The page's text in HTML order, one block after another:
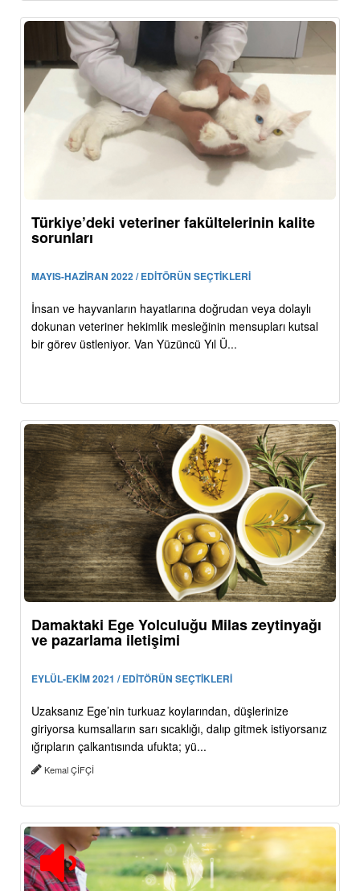
Türkiye’deki veteriner fakültelerinin kalite
sorunları
MAYIS-HAZİRAN 2022 / EDİTÖRÜN SEÇTİKLERİ
İnsan ve hayvanların hayatlarına doğrudan veya dolaylı
dokunan veteriner hekimlik mesleğinin mensupları kutsal
bir görev üstleniyor. Van Yüzüncü Yıl Ü...
Damaktaki Ege Yolculuğu Milas zeytinyağı
ve pazarlama iletişimi
EYLÜL-EKİM 2021 / EDİTÖRÜN SEÇTİKLERİ
Uzaksanız Ege’nin turkuaz koylarından, düşlerinize
giriyorsa kumsalların sarı sıcaklığı, dalıp gitmek istiyorsanız
ığrıpların çalkantısında ufukta; yü...
Kemal ÇİFÇİ